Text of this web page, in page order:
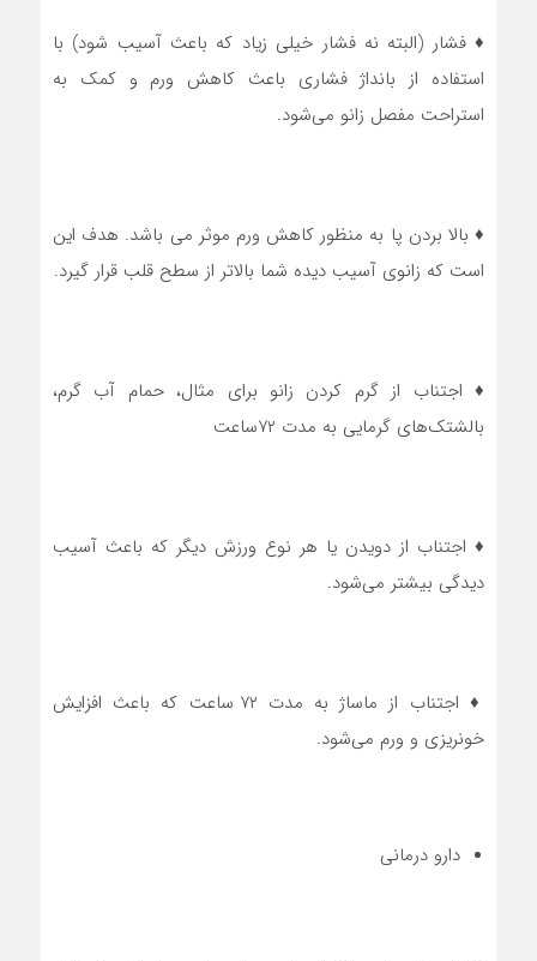
♦ فشار (البته نه فشار خیلی زیاد که باعث آسیب شود) با
استفاده از بانداژ فشاری باعث کاهش ورم و کمک به
استراحت مفصل زانو می‌شود.
♦ بالا بردن پا به منظور کاهش ورم موثر می باشد. هدف این
است که زانوی آسیب دیده شما بالاتر از سطح قلب قرار گیرد.
♦ اجتناب از گرم کردن زانو برای مثال، حمام آب گرم،
بالشتک‌های گرمایی به مدت ۷۲ساعت
♦ اجتناب از دویدن یا هر نوع ورزش دیگر که باعث آسیب
دیدگی بیشتر می‌شود.
♦ اجتناب از ماساژ به مدت ۷۲ ساعت که باعث افزایش
خونریزی و ورم می‌شود.
دارو درمانی